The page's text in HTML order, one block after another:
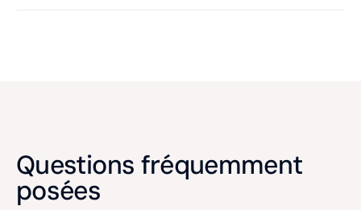
Questions fréquemment
posées